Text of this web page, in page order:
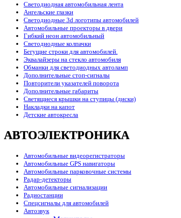
Светодиодная автомобильная лента
Ангельские глазки
Светодиодные 3d логотипы автомобилей
Автомобильные проекторы в двери
Гибкий неон автомобильный
Светодиодные колпачки
Бегущие строки для автомобилей.
Эквалайзеры на стекло автомобиля
Обманки для светодиодных автоламп
Дополнительные стоп-сигналы
Повторители указателей поворота
Дополнительные габариты
Светящиеся крышки на ступицы (диски)
Накладки на капот
Детские автокресла
АВТОЭЛЕКТРОНИКА
Автомобильные видеорегистраторы
Автомобильные GPS навигаторы
Автомобильные парковочные системы
Радар-детекторы
Автомобильные сигнализации
Радиостанции
Спецсигналы для автомобилей
Автозвук